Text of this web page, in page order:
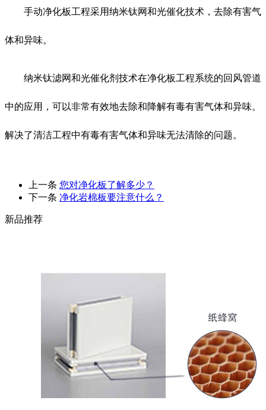
手动净化板工程采用纳米钛网和光催化技术，去除有害气
体和异味。
纳米钛滤网和光催化剂技术在净化板工程系统的回风管道
中的应用，可以非常有效地去除和降解有毒有害气体和异味。
解决了清洁工程中有毒有害气体和异味无法清除的问题。
上一条 您对净化板了解多少？
下一条 净化岩棉板要注意什么？
新品推荐